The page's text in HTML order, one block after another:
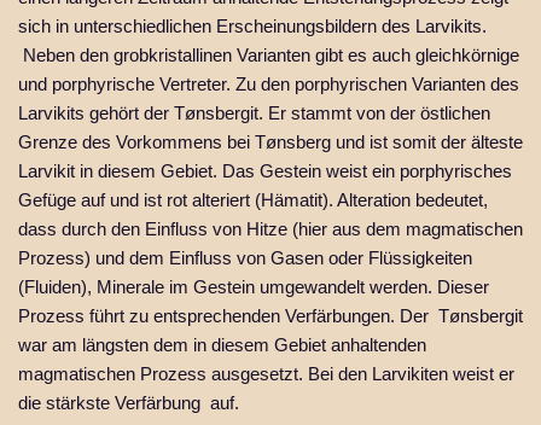
sich in unterschiedlichen Erscheinungsbildern des Larvikits.
Neben den grobkristallinen Varianten gibt es auch gleichkörnige
und porphyrische Vertreter. Zu den porphyrischen Varianten des
Larvikits gehört der Tønsbergit. Er stammt von der östlichen
Grenze des Vorkommens bei Tønsberg und ist somit der älteste
Larvikit in diesem Gebiet. Das Gestein weist ein porphyrisches
Gefüge auf und ist rot alteriert (Hämatit). Alteration bedeutet,
dass durch den Einfluss von Hitze (hier aus dem magmatischen
Prozess) und dem Einfluss von Gasen oder Flüssigkeiten
(Fluiden), Minerale im Gestein umgewandelt werden. Dieser
Prozess führt zu entsprechenden Verfärbungen. Der Tønsbergit
war am längsten dem in diesem Gebiet anhaltenden
magmatischen Prozess ausgesetzt. Bei den Larvikiten weist er
die stärkste Verfärbung auf.